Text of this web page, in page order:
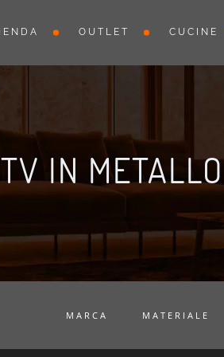
OUTLET CUCINE
IN METALLO
MARCA MATERIALE